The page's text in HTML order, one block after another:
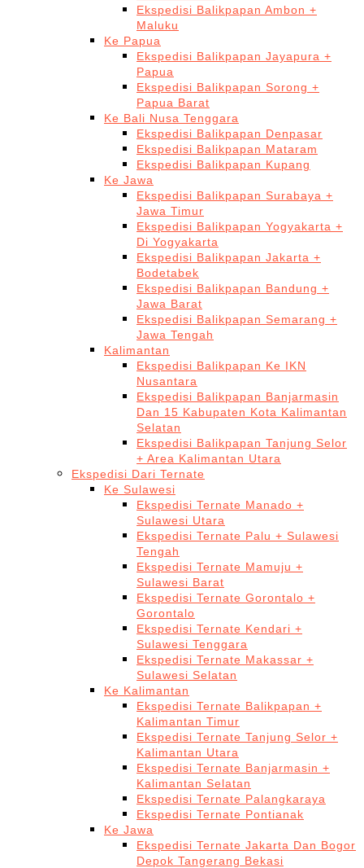
Ekspedisi Balikpapan Ambon +
Maluku
Ke Papua
Ekspedisi Balikpapan Jayapura +
Papua
Ekspedisi Balikpapan Sorong +
Papua Barat
Ke Bali Nusa Tenggara
Ekspedisi Balikpapan Denpasar
Ekspedisi Balikpapan Mataram
Ekspedisi Balikpapan Kupang
Ke Jawa
Ekspedisi Balikpapan Surabaya +
Jawa Timur
Ekspedisi Balikpapan Yogyakarta +
Di Yogyakarta
Ekspedisi Balikpapan Jakarta +
Bodetabek
Ekspedisi Balikpapan Bandung +
Jawa Barat
Ekspedisi Balikpapan Semarang +
Jawa Tengah
Kalimantan
Ekspedisi Balikpapan Ke IKN
Nusantara
Ekspedisi Balikpapan Banjarmasin
Dan 15 Kabupaten Kota Kalimantan
Selatan
Ekspedisi Balikpapan Tanjung Selor
+ Area Kalimantan Utara
Ekspedisi Dari Ternate
Ke Sulawesi
Ekspedisi Ternate Manado +
Sulawesi Utara
Ekspedisi Ternate Palu + Sulawesi
Tengah
Ekspedisi Ternate Mamuju +
Sulawesi Barat
Ekspedisi Ternate Gorontalo +
Gorontalo
Ekspedisi Ternate Kendari +
Sulawesi Tenggara
Ekspedisi Ternate Makassar +
Sulawesi Selatan
Ke Kalimantan
Ekspedisi Ternate Balikpapan +
Kalimantan Timur
Ekspedisi Ternate Tanjung Selor +
Kalimantan Utara
Ekspedisi Ternate Banjarmasin +
Kalimantan Selatan
Ekspedisi Ternate Palangkaraya
Ekspedisi Ternate Pontianak
Ke Jawa
Ekspedisi Ternate Jakarta Dan Bogor
Depok Tangerang Bekasi